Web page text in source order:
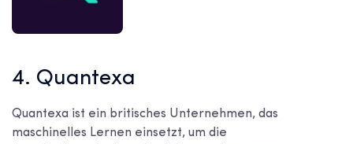
4. Quantexa
Quantexa ist ein britisches Unternehmen, das
maschinelles Lernen einsetzt, um die